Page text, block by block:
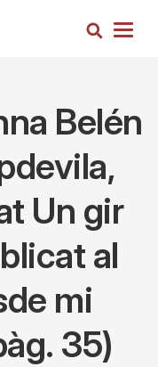
Cerca
Belén
Un gir
al
mi
35)